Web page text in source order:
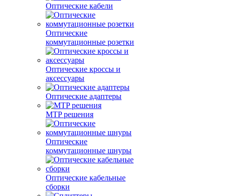
Оптические кабели
Оптические
коммутационные розетки
Оптические кроссы и
аксессуары
Оптические адаптеры
MTP решения
Оптические
коммутационные шнуры
Оптические кабельные
сборки